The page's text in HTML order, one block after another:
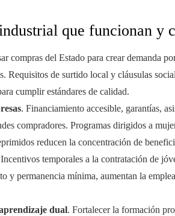
que funcionan y
compras del Estado para crear demanda
Requisitos de surtido local y cláusulas
cumplir estándares de calidad.
. Financiamiento accesible, garantías,
compradores. Programas dirigidos a
reducen la concentración de
temporales a la contratación de
y permanencia mínima, aumentan la
dual. Fortalecer la formación